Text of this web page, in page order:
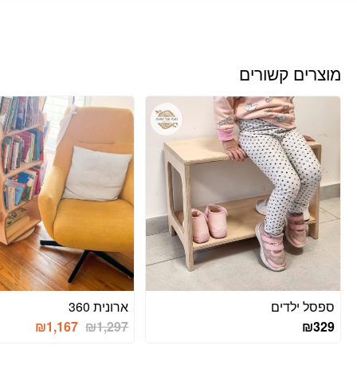
מוצרים קשורים
ספסל ילדים
₪329
ארונית 360
₪1,297
₪1,167